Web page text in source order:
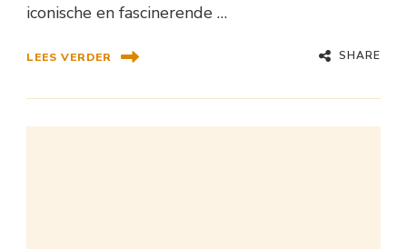
iconische en fascinerende …
LEES VERDER SHARE